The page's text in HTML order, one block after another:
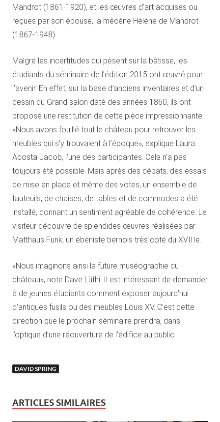
Mandrot (1861-1920), et les œuvres d’art acquises ou
reçues par son épouse, la mécène Hélène de Mandrot
(1867-1948).
Malgré les incertitudes qui pèsent sur la bâtisse, les
étudiants du séminaire de l’édition 2015 ont œuvré pour
l’avenir. En effet, sur la base d’anciens inventaires et d’un
dessin du Grand salon daté des années 1860, ils ont
proposé une restitution de cette pièce impressionnante.
«Nous avons fouillé tout le château pour retrouver les
meubles qui s’y trouvaient à l’époque», explique Laura
Acosta Jacob, l’une des participantes. Cela n’a pas
toujours été possible. Mais après des débats, des essais
de mise en place et même des votes, un ensemble de
fauteuils, de chaises, de tables et de commodes a été
installé, donnant un sentiment agréable de cohérence. Le
visiteur découvre de splendides œuvres réalisées par
Matthäus Funk, un ébéniste bernois très coté du XVIIIe.
«Nous imaginons ainsi la future muséographie du
château», note Dave Lüthi. Il est intéressant de demander
à de jeunes étudiants comment exposer aujourd’hui
d’antiques fusils ou des meubles Louis XV. C’est cette
direction que le prochain séminaire prendra, dans
l’optique d’une réouverture de l’édifice au public.
DAVID SPRING
ARTICLES SIMILAIRES